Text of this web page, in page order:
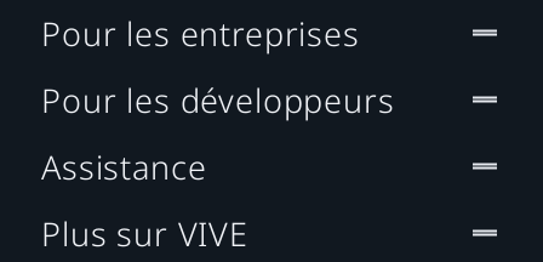
Pour les entreprises
Pour les développeurs
Assistance
Plus sur VIVE